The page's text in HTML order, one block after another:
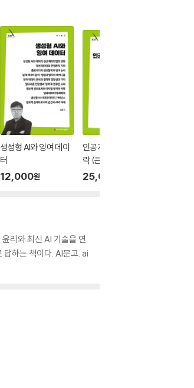
생성형 AI와 잉여 데이
터
12,000원
인공지능과 윤리적 맥
락 (큰글자책)
25,000
리와 최신 AI 기술을 연
답하는 책이다. AI문고. ai